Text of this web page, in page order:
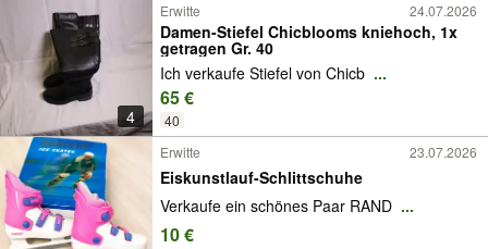
4
Erwitte 24.07.2026
Damen-Stiefel Chicblooms kniehoch, 1x
getragen Gr. 40
Ich verkaufe Stiefel von Chicb ...
65 €
40
Erwitte
23.07.2026
Eiskunstlauf-Schlittschuhe
Verkaufe ein schönes Paar RAND ...
10 €